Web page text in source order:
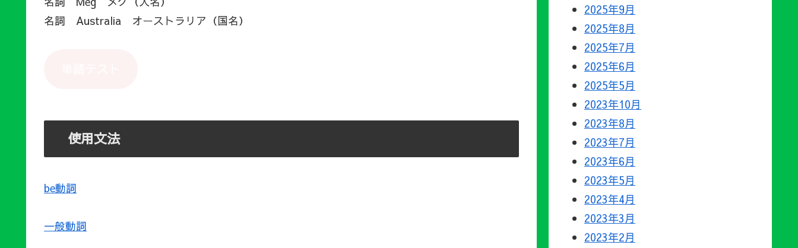
名詞 Australia オーストラリア（国名）
使用文法
be動詞
一般動詞
2025年9月
2025年8月
2025年7月
2025年6月
2025年5月
2023年10月
2023年8月
2023年7月
2023年6月
2023年5月
2023年4月
2023年3月
2023年2月